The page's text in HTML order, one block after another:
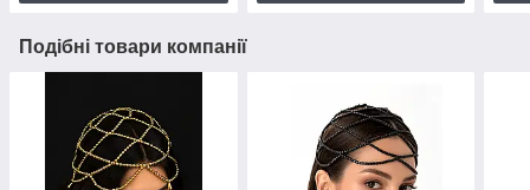
Подібні товари компанії